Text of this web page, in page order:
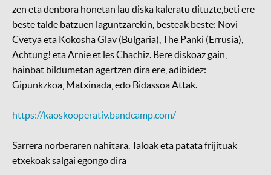
zen eta denbora honetan lau diska kaleratu dituzte,beti ere
beste talde batzuen laguntzarekin, besteak beste: Novi
Cvetya eta Kokosha Glav (Bulgaria), The Panki (Errusia),
Achtung! eta Arnie et les Chachiz. Bere diskoaz gain,
hainbat bildumetan agertzen dira ere, adibidez:
Gipunkzkoa, Matxinada, edo Bidassoa Attak.
https://kaoskooperativ.bandcamp.com/
Sarrera norberaren nahitara. Taloak eta patata frijituak
etxekoak salgai egongo dira